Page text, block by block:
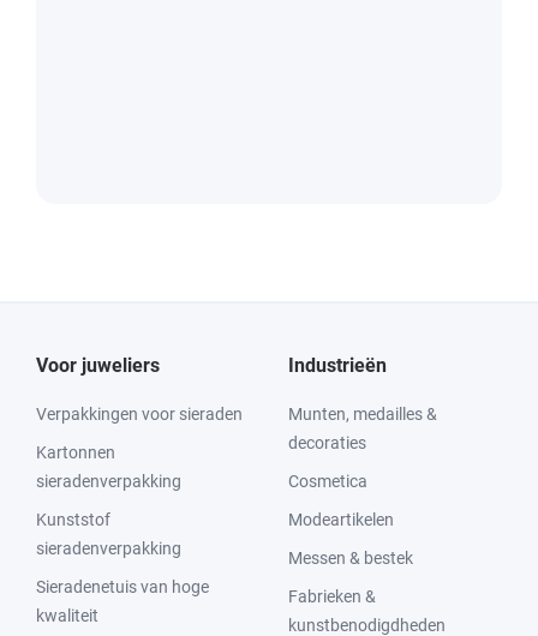
Voor juweliers
Verpakkingen voor sieraden
Kartonnen
sieradenverpakking
Kunststof
sieradenverpakking
Sieradenetuis van hoge
kwaliteit
Industrieën
Munten, medailles &
decoraties
Cosmetica
Modeartikelen
Messen & bestek
Fabrieken &
kunstbenodigdheden